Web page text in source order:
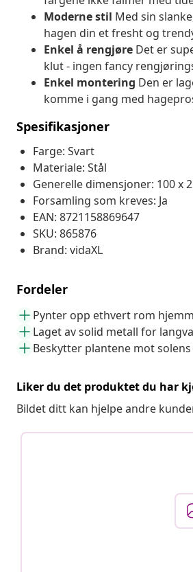
Moderne stil Med sin
hagen din et fresht og
Enkel å rengjøre Det er
klut - ingen fancy
Enkel montering Den er
komme i gang med
Spesifikasjoner
Farge: Svart
Materiale: Stål
Generelle dimensjoner: 100 x
Forsamling som kreves: Ja
EAN: 8721158869647
SKU: 865876
Brand: vidaXL
Fordeler
Pynter opp ethvert rom
Laget av solid metall for
Beskytter plantene mot
Liker du det produktet du har
Bildet ditt kan hjelpe andre